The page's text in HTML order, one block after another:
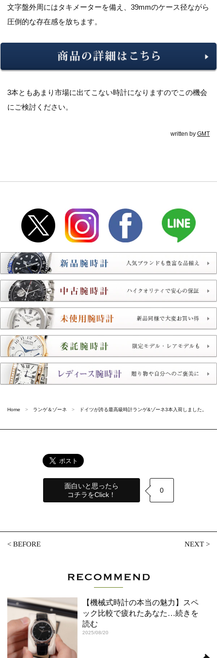
文字盤外周にはタキメーターを備え、39mmのケース径ながら
圧倒的な存在感を放ちます。
3本ともあまり市場に出てこない時計になりますのでこの機会
にご検討ください。
written by GMT
Home ランゲ＆ゾーネ ドイツが誇る最高級時計ランゲ&ゾーネ3本入荷しました。
面白いと思ったら
コチラをClick！
0
<BEFORE NEXT>
【機械式時計の本当の魅力】スペ
ック比較で疲れたあなた…続きを
読む
2025/08/20